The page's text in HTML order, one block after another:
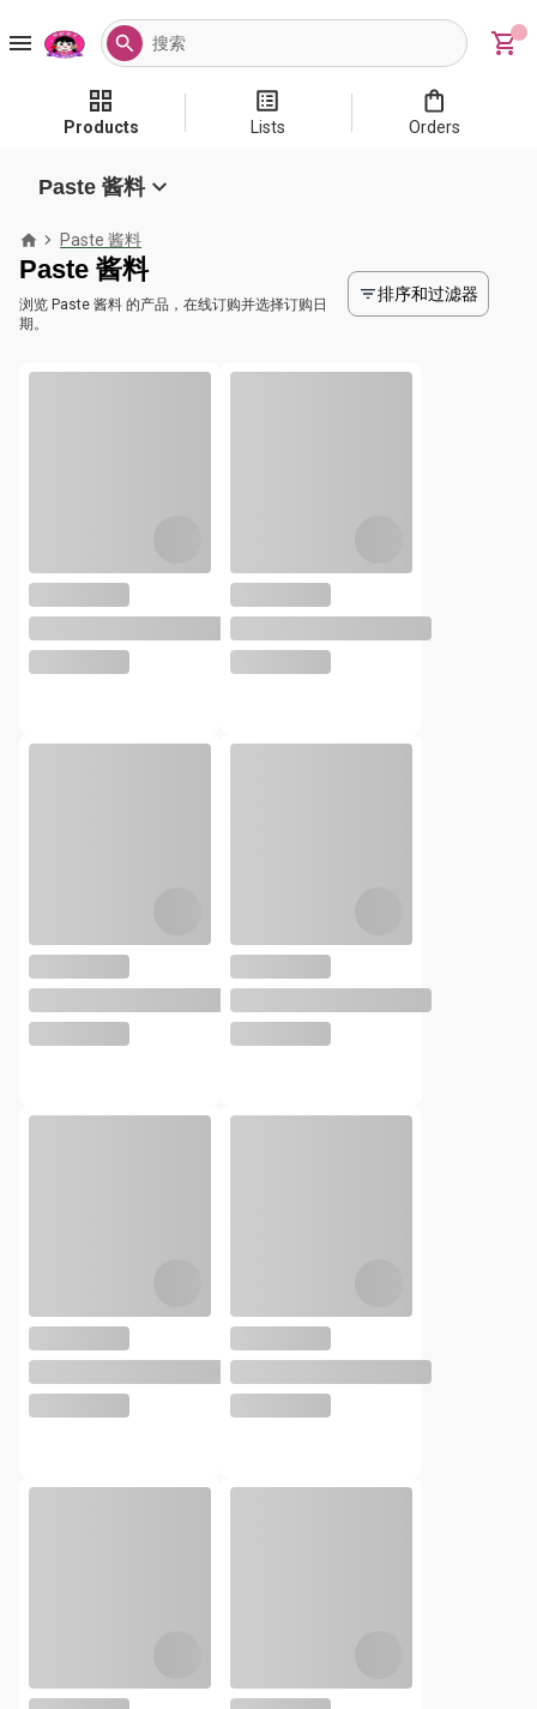
Products Lists Orders
Paste 酱料
Paste 酱料
Paste 酱料
浏览 Paste 酱料 的产品，在线订购并选择订购日
期。
排序和过滤器